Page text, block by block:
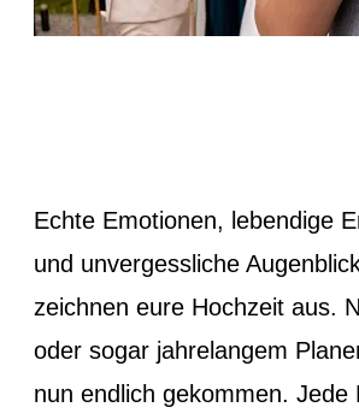
Echte Emotionen, lebendige
und unvergessliche
zeichnen eure Hochzeit aus.
oder sogar jahrelangem
nun endlich gekommen. Jede